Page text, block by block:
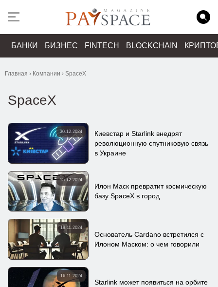
БАНКИ БИЗНЕС FINTECH BLOCKCHAIN
Главная › Компании › SpaceX
SpaceX
30.12.2024
Киевстар и Starlink внедрят
революционную спутниковую связь
в Украине
15.12.2024
Илон Маск превратит космическую
базу SpaceX в город
18.11.2024
Основатель Cardano встретился с
Илоном Маском: о чем говорили
16.11.2024
Starlink может появиться на орбите